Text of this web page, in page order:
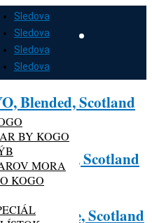
Sledova
Sledova
Sledova
Sledova
BY KOGO
MORA
KOGO
Blended, Scotland
Speyside, Scotland
Speyside, Scotland